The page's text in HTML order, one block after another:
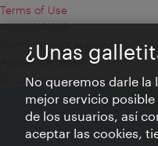
Terms of Use
Accesibilidad
Contacto para la prensa
Ajustes de cookie
© Copyright WienTourismus
¿Unas
No queremos darle la
mejor servicio
de los usuarios, así
aceptar las cookies,